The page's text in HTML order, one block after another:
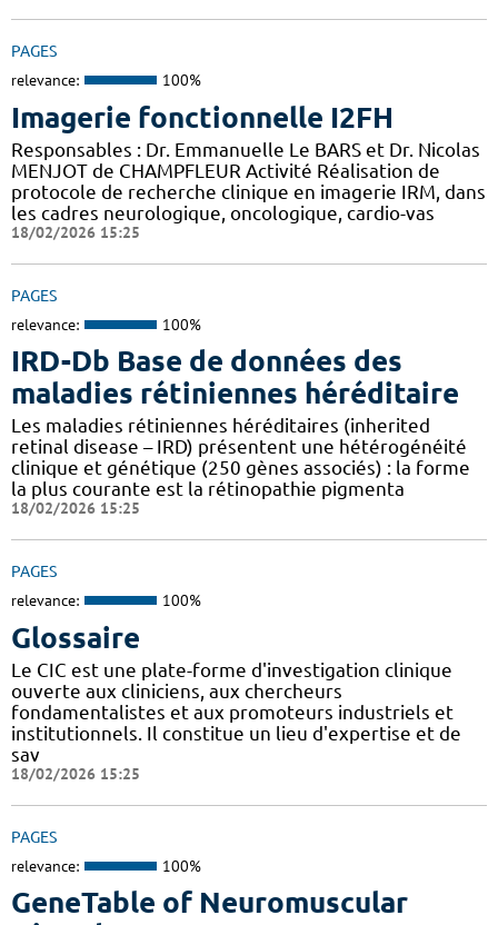
PAGES
relevance: 100%
Imagerie fonctionnelle I2FH
Responsables : Dr. Emmanuelle Le BARS et Dr. Nicolas
MENJOT de CHAMPFLEUR Activité Réalisation de
protocole de recherche clinique en imagerie IRM, dans
les cadres neurologique, oncologique, cardio-vas
18/02/2026 15:25
PAGES
relevance: 100%
IRD-Db Base de données des
maladies rétiniennes héréditaire
Les maladies rétiniennes héréditaires (inherited
retinal disease – IRD) présentent une hétérogénéité
clinique et génétique (250 gènes associés) : la forme
la plus courante est la rétinopathie pigmenta
18/02/2026 15:25
PAGES
relevance: 100%
Glossaire
Le CIC est une plate-forme d'investigation clinique
ouverte aux cliniciens, aux chercheurs
fondamentalistes et aux promoteurs industriels et
institutionnels. Il constitue un lieu d'expertise et de
sav
18/02/2026 15:25
PAGES
relevance: 100%
GeneTable of Neuromuscular